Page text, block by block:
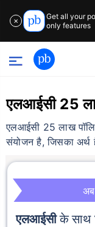
✕
Get all your
only features
एलआईसी 25
एलआईसी 25 लाख
संयोजन है, जिसका अर्थ
अब
एलआईसीके साथ